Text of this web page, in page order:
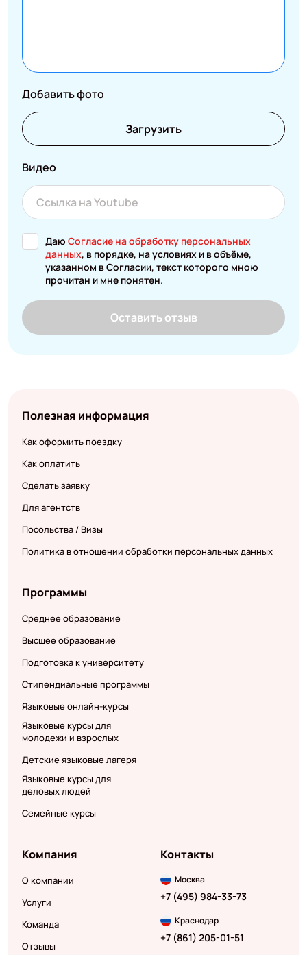
Добавить фото
Загрузить
Видео
Даю Согласие на обработку персональных
данных, в порядке, на условиях и в объёме,
указанном в Согласии, текст которого мною
прочитан и мне понятен.
Оставить отзыв
Полезная информация
Как оформить поездку
Как оплатить
Сделать заявку
Для агентств
Посольства / Визы
Политика в отношении обработки персональных данных
Программы
Среднее образование
Высшее образование
Подготовка к университету
Стипендиальные программы
Языковые онлайн-курсы
Языковые курсы для
молодежи и взрослых
Детские языковые лагеря
Языковые курсы для
деловых людей
Семейные курсы
Компания
О компании
Услуги
Команда
Отзывы
Контакты
Москва
+7 (495) 984-33-73
Краснодар
+7 (861) 205-01-51